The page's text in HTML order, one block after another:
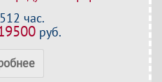
час.
руб.